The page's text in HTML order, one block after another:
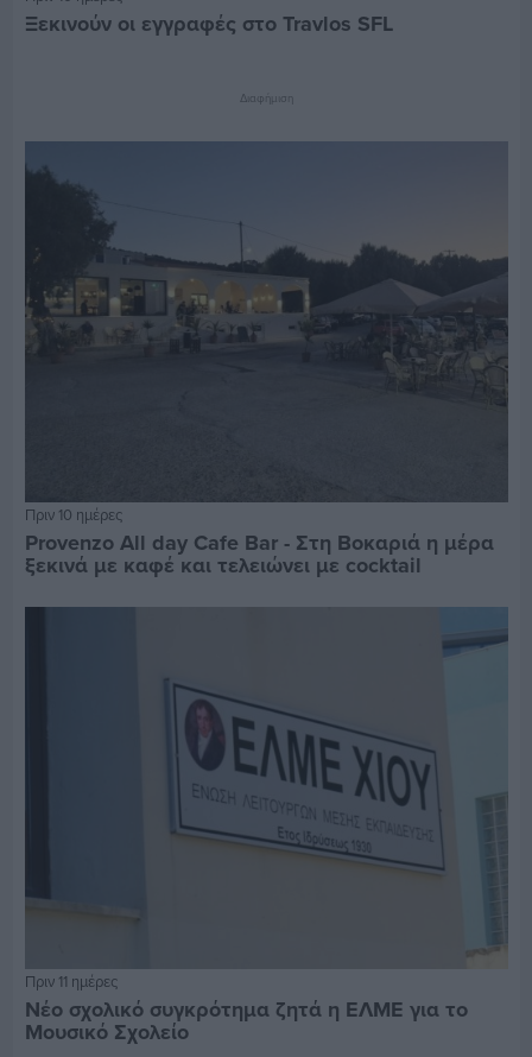
Ξεκινούν οι εγγραφές στο Travlos SFL
Διαφήμιση
Πριν 10 ημέρες
Provenzo All day Cafe Bar - Στη Βοκαριά η μέρα
ξεκινά με καφέ και τελειώνει με cocktail
Πριν 11 ημέρες
Νέο σχολικό συγκρότημα ζητά η ΕΛΜΕ για το
Μουσικό Σχολείο